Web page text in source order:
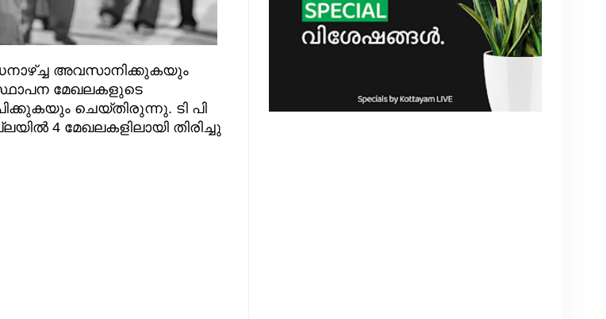
അവസാനിക്കുകയും
സ്ഥാപന മേഖലകളുടെ
ചെയ്തിരുന്നു. ടി പി
4 മേഖലകളിലായി തിരിച്ചു